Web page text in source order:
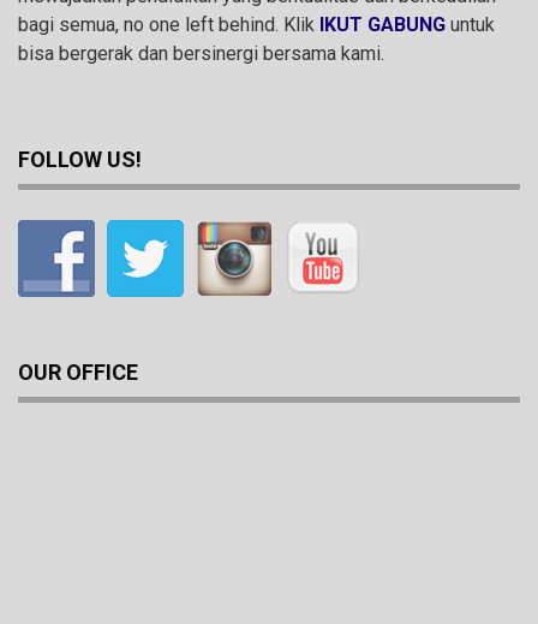
bagi semua, no one left behind. Klik IKUT GABUNG untuk
bisa bergerak dan bersinergi bersama kami.
FOLLOW US!
OUR OFFICE